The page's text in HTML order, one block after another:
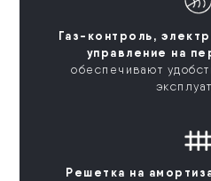
Газ-контроль,
управление на
обеспечивают
Решетка на